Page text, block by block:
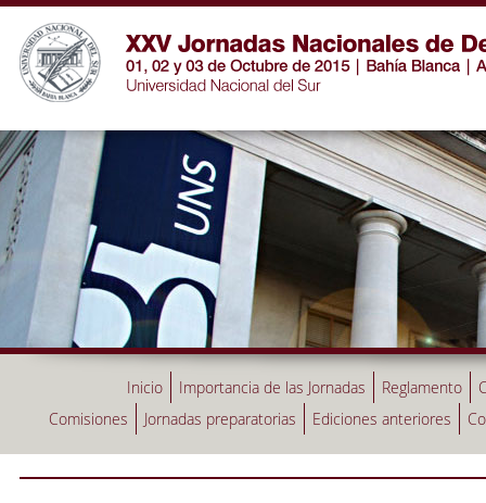
Inicio Importancia de las Jornadas Reglamento
Comisiones
Jornadas preparatorias Ediciones anteriores